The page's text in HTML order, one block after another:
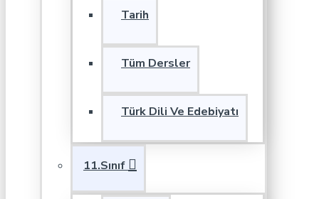
Tarih
Tüm Dersler
Türk Dili Ve Edebiyatı
11.Sınıf